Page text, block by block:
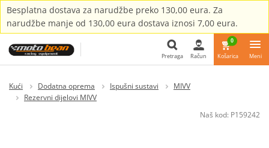
Besplatna dostava za narudžbe preko 130,00 eura. Za
narudžbe manje od 130,00 eura dostava iznosi 7,00 eura.
Pretraga Račun
0
Košarica Meni
Kući Dodatna oprema Ispušni sustavi
MIVV
Rezervni dijelovi MIVV
Naš kod: P159242